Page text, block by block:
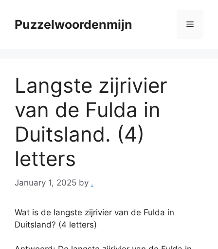
contentPuzzelwoordenmijn Menu
Langste zijrivier
van de Fulda in
Duitsland. (4)
letters
January 1, 2025 by .
Wat is de langste zijrivier van de Fulda in
Duitsland? (4 letters)